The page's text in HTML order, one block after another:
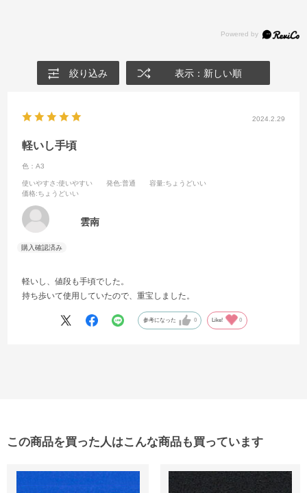
絞り込み 表示：新しい順
2024.2.29
軽いし手頃
色：A3
使いやすさ :使いやすい 発色:普通 容量:ちょうどいい
価格:ちょうどいい
雲南
軽いし、値段も手頃でした。
持ち歩いて使用していたので、重宝しました。
参考になった 0 Like! 0
この商品を買った人はこんな商品も買っています